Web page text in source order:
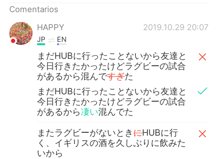
Türkçe
Português
Comentarios
HAPPY
2019.10.29 20:07
JP EN
まだHUBに行ったことないから友達と
今日行きたかったけどラグビーの試合
があるから混んですぎた
まだHUBに行ったことないから友達と
今日行きたかったけどラグビーの試合
があるから凄い混んでた
またラグビーがないときにHUBに行
く、イギリスの酒を久しぶりに飲みた
いから